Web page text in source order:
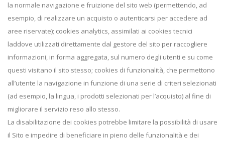
la normale navigazione e fruizione del sito web (permettendo, ad
esempio, di realizzare un acquisto o autenticarsi per accedere ad
aree riservate); cookies analytics, assimilati ai cookies tecnici
laddove utilizzati direttamente dal gestore del sito per raccogliere
informazioni, in forma aggregata, sul numero degli utenti e su come
questi visitano il sito stesso; cookies di funzionalità, che permettono
all’utente la navigazione in funzione di una serie di criteri selezionati
(ad esempio, la lingua, i prodotti selezionati per l’acquisto) al fine di
migliorare il servizio reso allo stesso.
La disabilitazione dei cookies potrebbe limitare la possibilità di usare
il Sito e impedire di beneficiare in pieno delle funzionalità e dei